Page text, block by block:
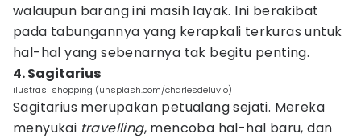
walaupun barang ini masih layak. Ini berakibat
pada tabungannya yang kerapkali terkuras untuk
hal-hal yang sebenarnya tak begitu penting.
4. Sagitarius
ilustrasi shopping (unsplash.com/charlesdeluvio)
Sagitarius merupakan petualang sejati. Mereka
menyukai travelling, mencoba hal-hal baru, dan